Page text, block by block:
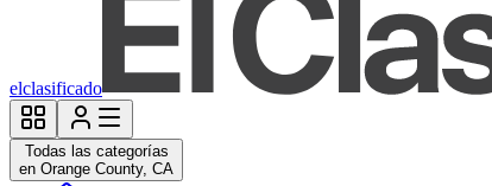
elclasificado
Todas las categorías
en Orange County, CA